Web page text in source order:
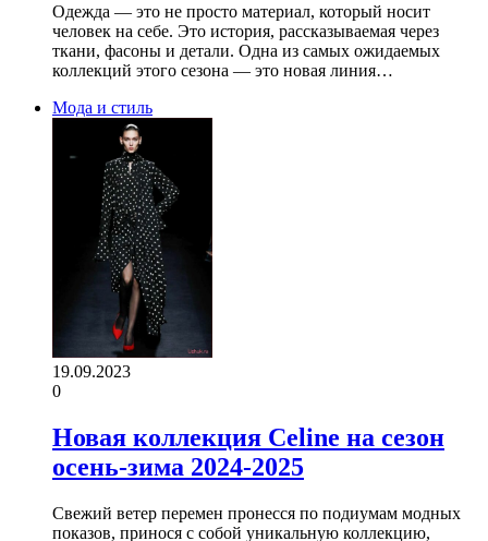
Одежда — это не просто материал, который носит
человек на себе. Это история, рассказываемая через
ткани, фасоны и детали. Одна из самых ожидаемых
коллекций этого сезона — это новая линия…
Мода и стиль
19.09.2023
0
Новая коллекция Celine на сезон
осень-зима 2024-2025
Свежий ветер перемен пронесся по подиумам модных
показов, принося с собой уникальную коллекцию,